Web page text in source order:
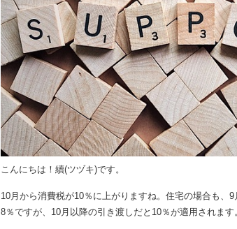
こんにちは！續(ツヅキ)です。
10月から消費税が10％に上がりますね。住宅の場合も、
8％ですが、10月以降の引き渡しだと10％が適用されます